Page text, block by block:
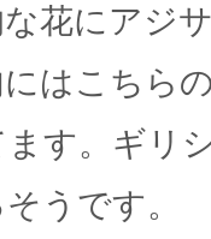
花にアジ
はこちら
す。ギリ
うです。